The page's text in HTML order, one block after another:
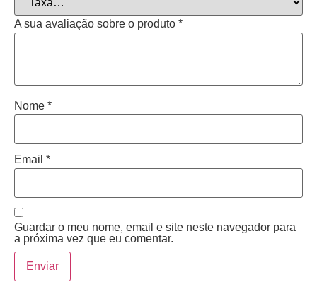
A sua avaliação sobre o produto *
Nome *
Email *
Guardar o meu nome, email e site neste navegador para
a próxima vez que eu comentar.